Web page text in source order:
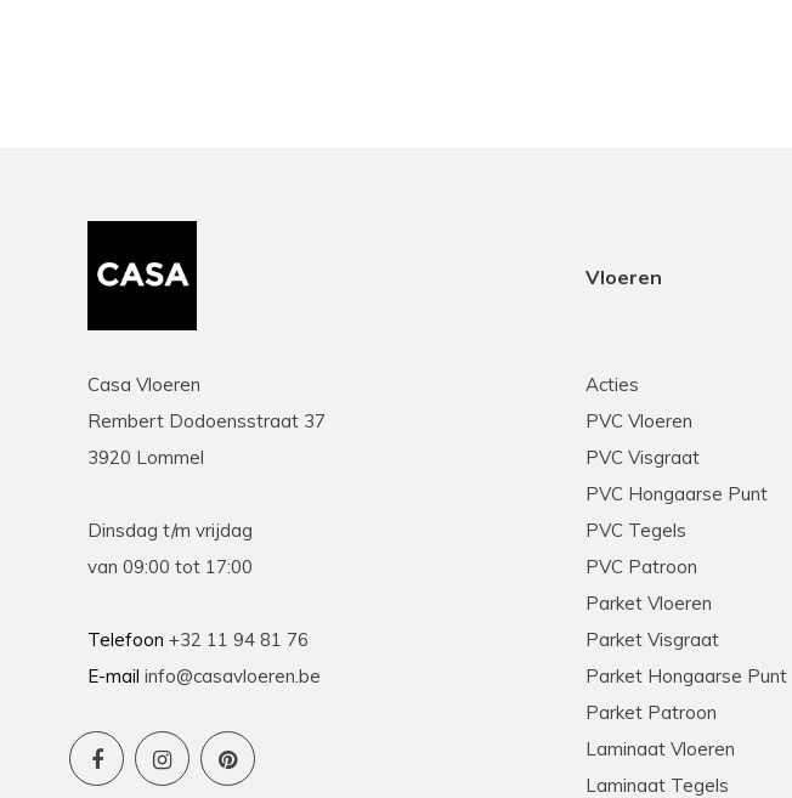
Casa Vloeren
Rembert Dodoensstraat 37
3920 Lommel
Dinsdag t/m vrijdag
van 09:00 tot 17:00
Telefoon +32 11 94 81 76
E-mail info@casavloeren.be
Vloeren
Acties
PVC Vloeren
PVC Visgraat
PVC Hongaarse Punt
PVC Tegels
PVC Patroon
Parket Vloeren
Parket Visgraat
Parket Hongaarse Punt
Parket Patroon
Laminaat Vloeren
Laminaat Tegels